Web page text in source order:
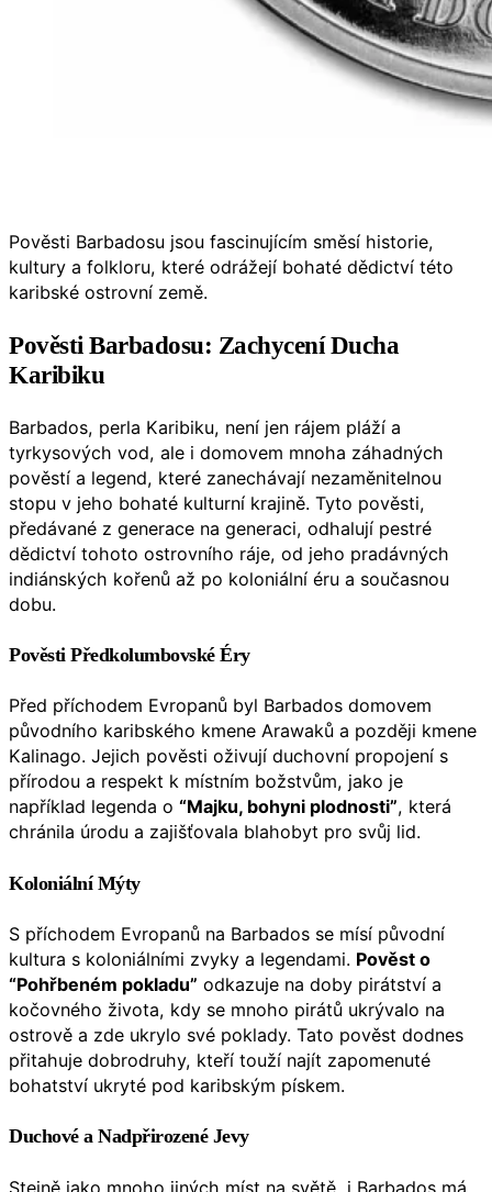
Pověsti Barbadosu jsou fascinujícím směsí historie,
kultury a folkloru, které odrážejí bohaté dědictví této
karibské ostrovní země.
Pověsti Barbadosu: Zachycení Ducha
Karibiku
Barbados, perla Karibiku, není jen rájem pláží a
tyrkysových vod, ale i domovem mnoha záhadných
pověstí a legend, které zanechávají nezaměnitelnou
stopu v jeho bohaté kulturní krajině. Tyto pověsti,
předávané z generace na generaci, odhalují pestré
dědictví tohoto ostrovního ráje, od jeho pradávných
indiánských kořenů až po koloniální éru a současnou
dobu.
Pověsti Předkolumbovské Éry
Před příchodem Evropanů byl Barbados domovem
původního karibského kmene Arawaků a později kmene
Kalinago. Jejich pověsti oživují duchovní propojení s
přírodou a respekt k místním božstvům, jako je
například legenda o “Majku, bohyni plodnosti”, která
chránila úrodu a zajišťovala blahobyt pro svůj lid.
Koloniální Mýty
S příchodem Evropanů na Barbados se mísí původní
kultura s koloniálními zvyky a legendami. Pověst o
“Pohřbeném pokladu” odkazuje na doby pirátství a
kočovného života, kdy se mnoho pirátů ukrývalo na
ostrově a zde ukrylo své poklady. Tato pověst dodnes
přitahuje dobrodruhy, kteří touží najít zapomenuté
bohatství ukryté pod karibským pískem.
Duchové a Nadpřirozené Jevy
Stejně jako mnoho jiných míst na světě, i Barbados má